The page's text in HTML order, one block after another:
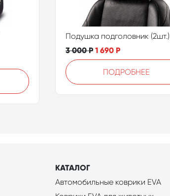
Подушка подголовник (2шт.)
3 000Р 1 690 Р
ПОДРОБНЕЕ
КАТАЛОГ
Автомобильные коврики EVA